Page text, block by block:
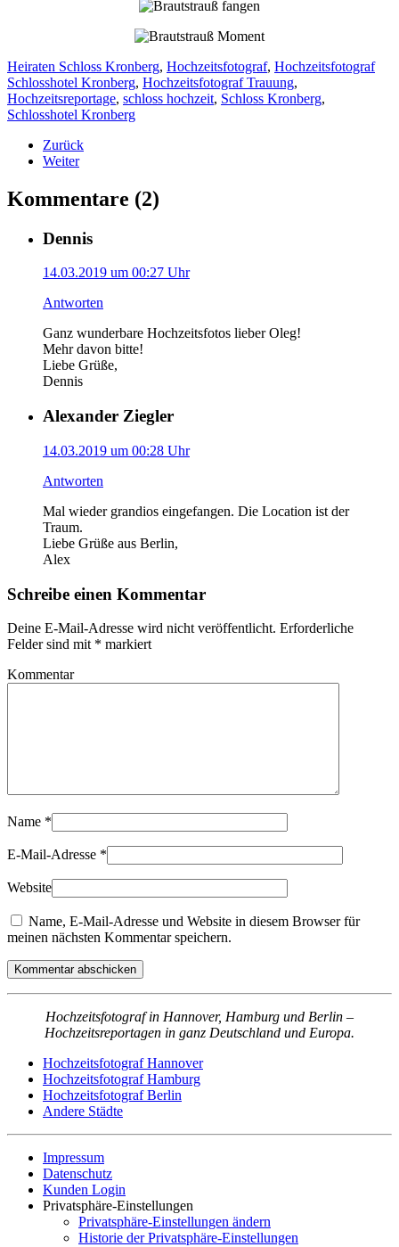
Heiraten Schloss Kronberg, Hochzeitsfotograf, Hochzeitsfotograf
Schlosshotel Kronberg, Hochzeitsfotograf Trauung,
Hochzeitsreportage, schloss hochzeit, Schloss Kronberg,
Schlosshotel Kronberg
Zurück
Weiter
Kommentare (2)
Dennis
14.03.2019 um 00:27 Uhr
Antworten
Ganz wunderbare Hochzeitsfotos lieber Oleg!
Mehr davon bitte!
Liebe Grüße,
Dennis
Alexander Ziegler
14.03.2019 um 00:28 Uhr
Antworten
Mal wieder grandios eingefangen. Die Location ist der
Traum.
Liebe Grüße aus Berlin,
Alex
Schreibe einen Kommentar
Deine E-Mail-Adresse wird nicht veröffentlicht. Erforderliche
Felder sind mit * markiert
Kommentar
Name *
E-Mail-Adresse *
Website
Name, E-Mail-Adresse und Website in diesem Browser für
meinen nächsten Kommentar speichern.
Kommentar abschicken
Hochzeitsfotograf in Hannover, Hamburg und Berlin –
Hochzeitsreportagen in ganz Deutschland und Europa.
Hochzeitsfotograf Hannover
Hochzeitsfotograf Hamburg
Hochzeitsfotograf Berlin
Andere Städte
Impressum
Datenschutz
Kunden Login
Privatsphäre-Einstellungen
Privatsphäre-Einstellungen ändern
Historie der Privatsphäre-Einstellungen